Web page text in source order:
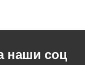
наши соц